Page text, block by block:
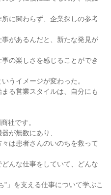
に関わらず、企業探しの参考
があるんだと、新たな発見が
の楽しさを感じることができ
うイメージが変わった。
る営業スタイルは、自分にも
社です。
が無数にあり、
は患者さんのいのちを救って
んな仕事をしていて、どんな
"」を支える仕事について学ぶこ